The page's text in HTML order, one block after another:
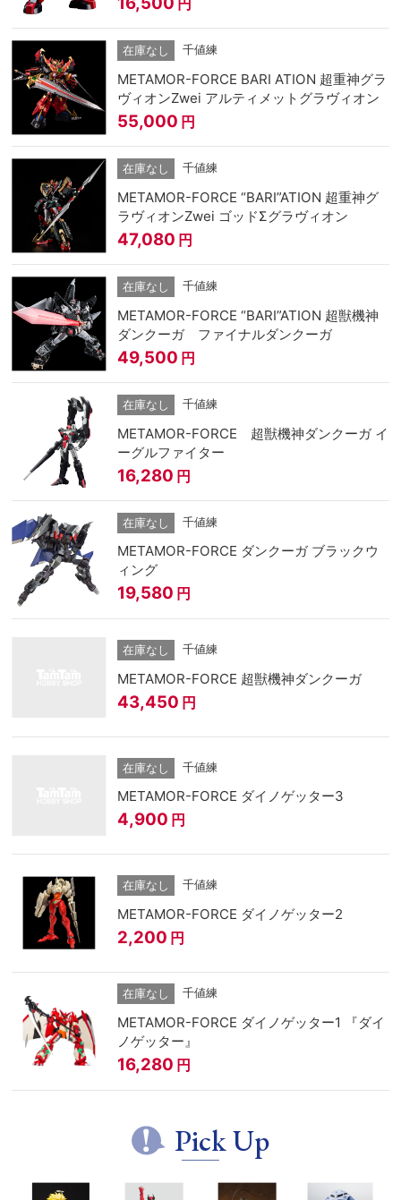
在庫なし 千値練
METAMOR-FORCE BARI ATION 超重神グラ
ヴィオンZwei アルティメットグラヴィオン
55,000 円
在庫なし 千値練
METAMOR-FORCE “BARI”ATION 超重神グ
ラヴィオンZwei ゴッドΣグラヴィオン
47,080 円
在庫なし 千値練
METAMOR-FORCE “BARI”ATION 超獣機神
ダンクーガ ファイナルダンクーガ
49,500 円
在庫なし 千値練
METAMOR-FORCE 超獣機神ダンクーガ イ
ーグルファイター
16,280 円
在庫なし 千値練
METAMOR-FORCE ダンクーガ ブラックウ
ィング
19,580 円
在庫なし 千値練
METAMOR-FORCE 超獣機神ダンクーガ
43,450 円
在庫なし 千値練
METAMOR-FORCE ダイノゲッター3
4,900 円
在庫なし 千値練
METAMOR-FORCE ダイノゲッター2
2,200 円
在庫なし 千値練
METAMOR-FORCE ダイノゲッター1 『ダイ
ノゲッター』
16,280 円
Pick Up